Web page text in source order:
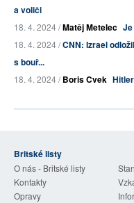
a voliči
18. 4. 2024 /Matěj Metelec
18. 4. 2024 /CNN: Izrael
s bouř...
18. 4. 2024 /Boris Cvek
Britské listy
O nás - Britské listy
Kontakty
Opravy